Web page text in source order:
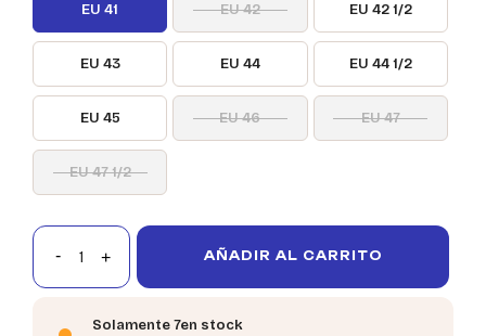
EU 41 EU 42 EU 42 1/2
EU 43 EU 44 EU 44 1/2
EU 45 EU 46 EU 47
EU 47 1/2
AÑADIR AL CARRITO
Solamente 7en stock